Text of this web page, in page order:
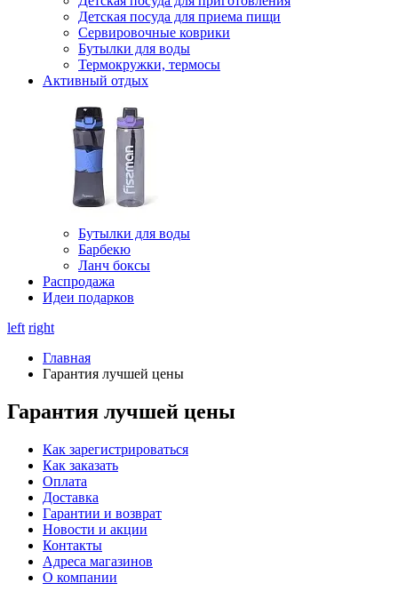
Детская посуда для приема пищи
Сервировочные коврики
Бутылки для воды
Термокружки, термосы
Активный отдых
Бутылки для воды
Барбекю
Ланч боксы
Распродажа
Идеи подарков
left right
Главная
Гарантия лучшей цены
Гарантия лучшей цены
Как зарегистрироваться
Как заказать
Оплата
Доставка
Гарантии и возврат
Новости и акции
Контакты
Адреса магазинов
О компании